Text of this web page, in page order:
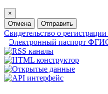
×
Отмена
Отправить
Свидетельство о
Электронный паспорт